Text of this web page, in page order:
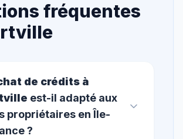
fréquentes
de crédits à
est-il adapté aux
propriétaires en Île-
?